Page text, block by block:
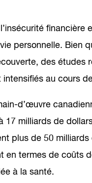
financière
personnelle. Bien
des études
au cours
d’œuvre
17 milliards de
plus de 50
en termes de coûts
à la santé.